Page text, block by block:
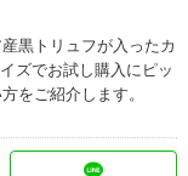
黒トリュフが入ったカ
ズでお試し購入にピッ
をご紹介します。